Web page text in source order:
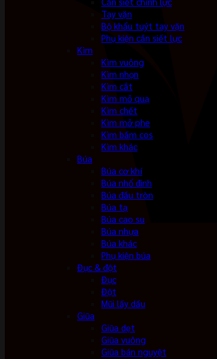
Tay vặn
Bộ khẩu tuýt tay vặn
Phụ kiện cần siết lực
Kìm
Kìm vuông
Kìm nhọn
Kìm cắt
Kìm mỏ quạ
Kìm chết
Kìm mở phe
Kìm bấm cos
Kìm khác
Búa
Búa cơ khí
Búa nhổ đinh
Búa đầu tròn
Búa tạ
Búa cao su
Búa nhựa
Búa khác
Phụ kiện búa
Đục & đột
Đục
Đột
Mũi lấy dấu
Giũa
Giũa dẹt
Giũa vuông
Giũa bán nguyệt